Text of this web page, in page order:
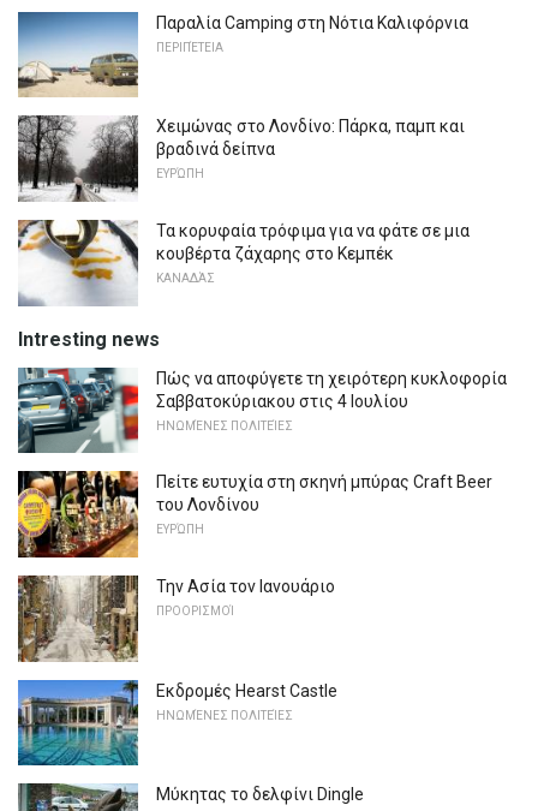
Παραλία Camping στη Νότια Καλιφόρνια
ΠΕΡΙΠΈΤΕΙΑ
Χειμώνας στο Λονδίνο: Πάρκα, παμπ και
βραδινά δείπνα
ΕΥΡΏΠΗ
Τα κορυφαία τρόφιμα για να φάτε σε μια
κουβέρτα ζάχαρης στο Κεμπέκ
ΚΑΝΑΔΆΣ
Intresting news
Πώς να αποφύγετε τη χειρότερη κυκλοφορία
Σαββατοκύριακου στις 4 Ιουλίου
ΗΝΩΜΈΝΕΣ ΠΟΛΙΤΕΊΕΣ
Πείτε ευτυχία στη σκηνή μπύρας Craft Beer
του Λονδίνου
ΕΥΡΏΠΗ
Την Ασία τον Ιανουάριο
ΠΡΟΟΡΙΣΜΟΊ
Εκδρομές Hearst Castle
ΗΝΩΜΈΝΕΣ ΠΟΛΙΤΕΊΕΣ
Μύκητας το δελφίνι Dingle